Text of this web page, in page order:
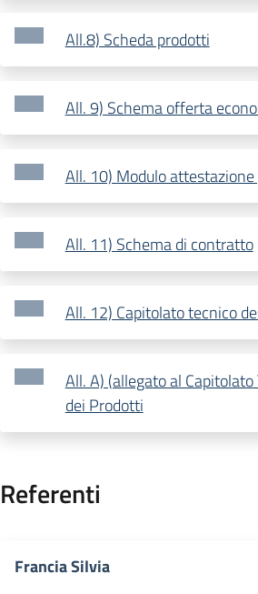
All.8) Scheda prodotti
All. 9) Schema offerta
All. 10) Modulo
All. 11) Schema di contratto
All. 12) Capitolato tecnico
All. A) (allegato al
dei Prodotti
Referenti
Francia Silvia